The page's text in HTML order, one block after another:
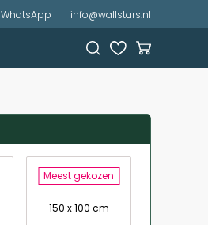
WhatsApp info@wallstars.nl
Meest gekozen
150 x 100 cm